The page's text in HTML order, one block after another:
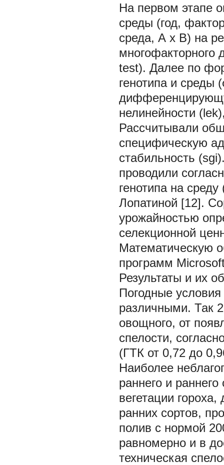
На первом этапе
среды (год,
среда, А х В) на
многофакторного
test). Далее по
генотипа и среды
нелинейности
Рассчитывали
специфическую
стабильность
проводили
генотипа на
Лопатиной [12].
урожайностью
селекционной
Математическую
программ
Результаты и их
Погодные
различными. Так
овощного, от
спелости,
(ГТК от 0,72 до
Наиболее
раннего и
вегетации
ранних сортов,
полив с нормой
равномерно и в
техническая